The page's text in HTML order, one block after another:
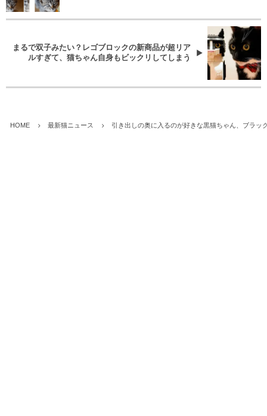
まるで双子みたい？レゴブロックの新商品が超リア
ルすぎて、猫ちゃん自身もビックリしてしまう
HOME 最新猫ニュース 引き出しの奥に入るのが好きな黒猫ちゃん、ブラ